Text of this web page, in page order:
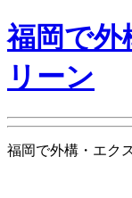
福岡で
リーン
福岡で外構・エク